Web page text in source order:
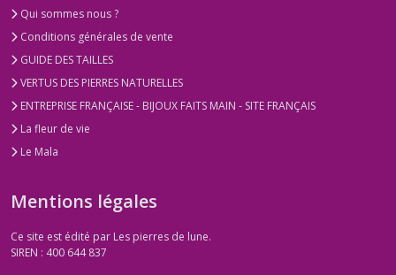
Qui sommes nous ?
Conditions générales de vente
GUIDE DES TAILLES
VERTUS DES PIERRES NATURELLES
ENTREPRISE FRANÇAISE - BIJOUX FAITS MAIN - SITE FRANÇAIS
La fleur de vie
Le Mala
Mentions légales
Ce site est édité par Les pierres de lune.
SIREN : 400 644 837